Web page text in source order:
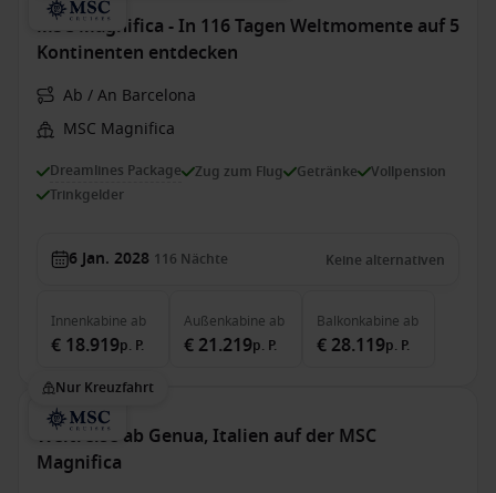
MSC Magnifica - In 116 Tagen Weltmomente auf 5
Kontinenten entdecken
Ab / An Barcelona
MSC Magnifica
Dreamlines Package Zug zum Flug Getränke
Vollpension
Trinkgelder
6 Jan. 2028 116 Nächte Keine alternativen
Innenkabine ab
€ 18.919p. P.
Außenkabine ab
€ 21.219p. P.
Balkonkabine ab
€ 28.119p. P.
Nur Kreuzfahrt
Weltreise ab Genua, Italien auf der MSC
Magnifica